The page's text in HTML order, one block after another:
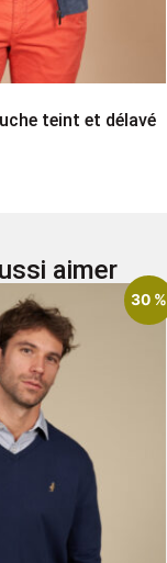
teint et délavé
aimer
30 %